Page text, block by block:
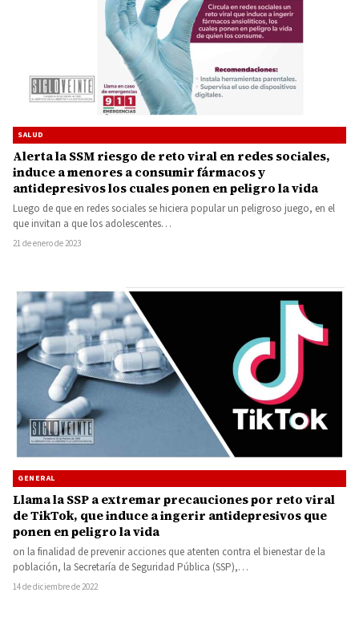
SALUD
Alerta la SSM riesgo de reto viral en redes sociales,
induce a menores a consumir fármacos y
antidepresivos los cuales ponen en peligro la vida
Luego de que en redes sociales se hiciera popular un peligroso juego, en el
que invitan a que los adolescentes…
21 de enero de 2023
GENERAL
Llama la SSP a extremar precauciones por reto viral
de TikTok, que induce a ingerir antidepresivos que
ponen en peligro la vida
on la finalidad de prevenir acciones que atenten contra el bienestar de la
población, la Secretaría de Seguridad Pública (SSP),…
14 de diciembre de 2022